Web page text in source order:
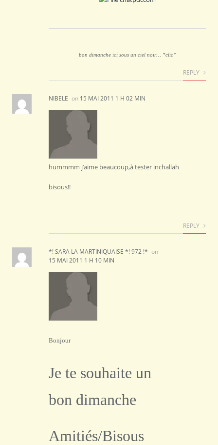
bon dimanche ici sous un ciel noir… *clic*
REPLY
NIBELE on 15 MAI 2011 1 H 02 MIN
hummmm j’aime beaucoup,à tester inchallah
bisous!!
REPLY
*! SARA LA MARTINIQUAISE *! 972 !* on
15 MAI 2011 1 H 10 MIN
Bonjour
Je te souhaite un
bon dimanche
Amitiés/Bisous